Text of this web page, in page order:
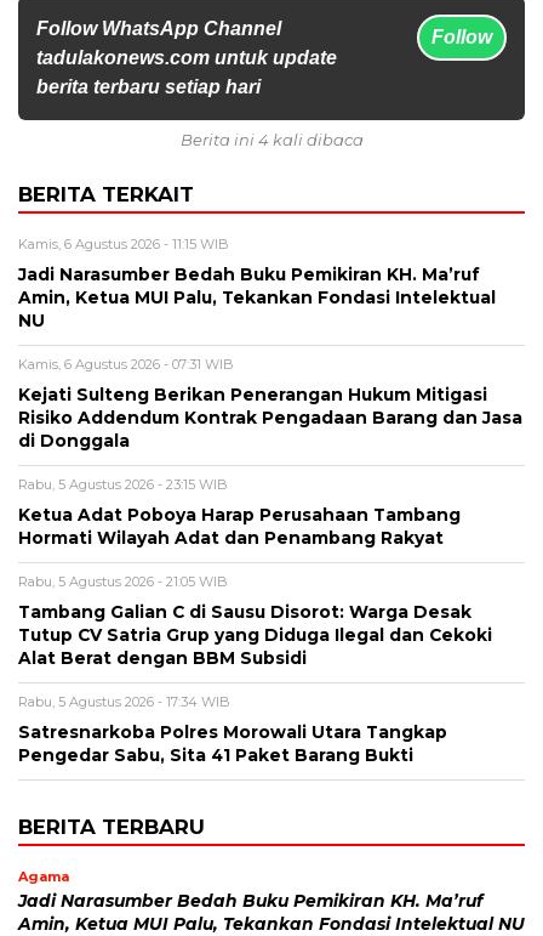
Follow WhatsApp Channel
tadulakonews.com untuk update
berita terbaru setiap hari
Follow
Berita ini 4 kali dibaca
BERITA TERKAIT
Kamis, 6 Agustus 2026 - 11:15 WIB
Jadi Narasumber Bedah Buku Pemikiran KH. Ma’ruf
Amin, Ketua MUI Palu, Tekankan Fondasi Intelektual
NU
Kamis, 6 Agustus 2026 - 07:31 WIB
Kejati Sulteng Berikan Penerangan Hukum Mitigasi
Risiko Addendum Kontrak Pengadaan Barang dan Jasa
di Donggala
Rabu, 5 Agustus 2026 - 23:15 WIB
Ketua Adat Poboya Harap Perusahaan Tambang
Hormati Wilayah Adat dan Penambang Rakyat
Rabu, 5 Agustus 2026 - 21:05 WIB
Tambang Galian C di Sausu Disorot: Warga Desak
Tutup CV Satria Grup yang Diduga Ilegal dan Cekoki
Alat Berat dengan BBM Subsidi
Rabu, 5 Agustus 2026 - 17:34 WIB
Satresnarkoba Polres Morowali Utara Tangkap
Pengedar Sabu, Sita 41 Paket Barang Bukti
BERITA TERBARU
Agama
Jadi Narasumber Bedah Buku Pemikiran KH. Ma’ruf
Amin, Ketua MUI Palu, Tekankan Fondasi Intelektual NU